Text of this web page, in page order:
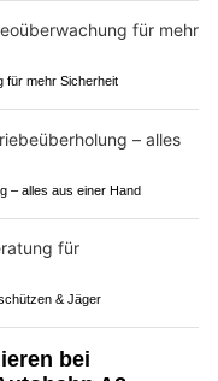
für mehr Sicherheit
– alles aus einer Hand
& Jäger
bei